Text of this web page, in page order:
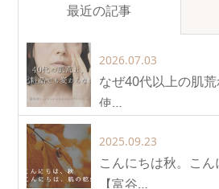
最近の記事
2026.07.03
なぜ40代以上の肌
使…
2025.09.23
こんにちは秋。こん
【富谷…